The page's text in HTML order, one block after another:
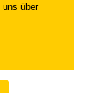
uns über